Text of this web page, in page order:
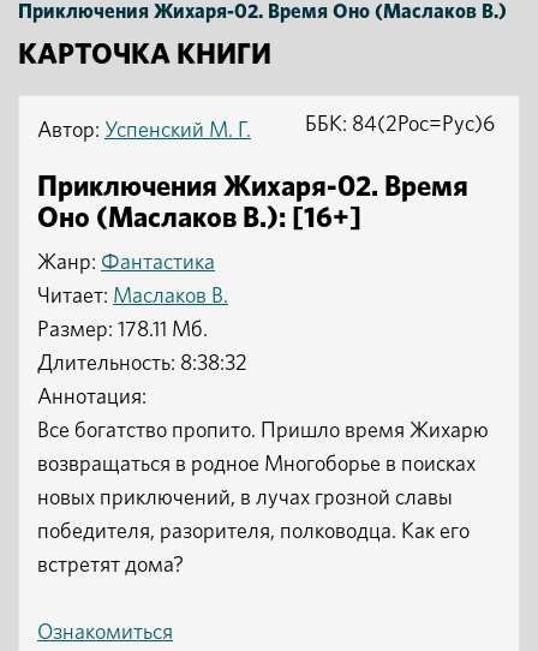
Приключения Жихаря-02. Время Оно (Маслаков В.)
КАРТОЧКА КНИГИ
Автор: Успенский М. Г.
Приключения Жихаря-02. Время
Оно (Маслаков В.): [16+]
Жанр: Фантастика
Читает: Маслаков В.
ББК: 84(2Рос=Рус)6
Размер: 178.11 Мб.
Длительность: 8:38:32
Аннотация:
Все богатство пропито. Пришло время Жихарю
возвращаться в родное Многоборье в поисках
новых приключений, в лучах грозной славы
победителя, разорителя, полководца. Как его
встретят дома?
Ознакомиться